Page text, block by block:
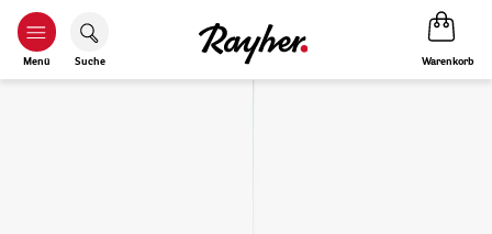
Menü Suche Warenkorb